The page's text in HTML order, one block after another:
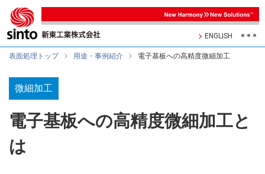
ENGLISH
表面処理トップ 用途・事例紹介 電子基板への高精度微細加工
微細加工
電子基板への高精度微細加工と
は